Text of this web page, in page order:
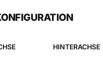
HINTERACHSE